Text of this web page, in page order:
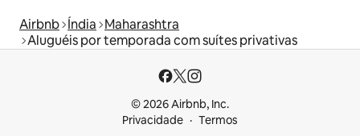
Airbnb Índia Maharashtra
Aluguéis por temporada com suítes privativas
© 2026 Airbnb, Inc.
Privacidade
Termos